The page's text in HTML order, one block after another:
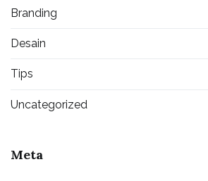
Branding
Desain
Tips
Uncategorized
Meta